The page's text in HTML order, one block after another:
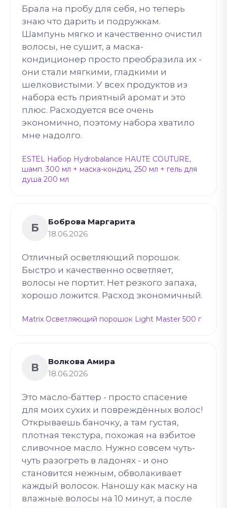
Брала на пробу для себя, но теперь
знаю что дарить и подружкам.
Шампунь мягко и качественно очистил
волосы, не сушит, а маска-
кондиционер просто преобразила их -
они стали мягкими, гладкими и
шелковистыми. У всех продуктов из
набора есть приятный аромат и это
плюс. Расходуется все очень
экономично, поэтому набора хватило
мне надолго.
ESTEL Набор Hydrobalance HAUTE COUTURE,
шамп. 300 мл + маска-кондиц. 250 мл + гель для
душа 200 мл
Б
Боброва Маргарита
18.06.2026
Отличный осветляющий порошок.
Быстро и качественно осветляет,
волосы не портит. Нет резкого запаха,
хорошо ложится. Расход экономичный.
Matrix Осветляющий порошок Light Master 500 г
В
Волкова Амира
18.06.2026
Это масло-баттер - просто спасение
для моих сухих и повреждённых волос!
Открываешь баночку, а там густая,
плотная текстура, похожая на взбитое
сливочное масло. Нужно совсем чуть-
чуть разогреть в ладонях - и оно
становится нежным, обволакивает
каждый волосок. Наношу как маску на
влажные волосы на 10 минут, а после